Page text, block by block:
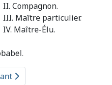
II. Compagnon.
III. Maître particulier.
IV. Maître-Élu.